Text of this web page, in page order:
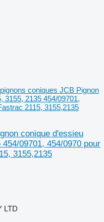
coniques JCB Pignon
3155, 2135 454/09701,
2115, 3155,2135
conique d'essieu
09701, 454/0970 pour
3155,2135
LTD